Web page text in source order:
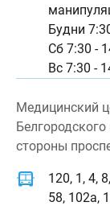
Будни
Сб 7:30 -
Вс 7:30 -
Медицинский
стороны
120, 1, 4,
58, 102а,